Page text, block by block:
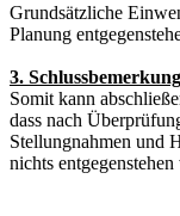
Grundsätzliche
Planung
3.
Somit kann
dass nach
Stellungnahmen und
nichts